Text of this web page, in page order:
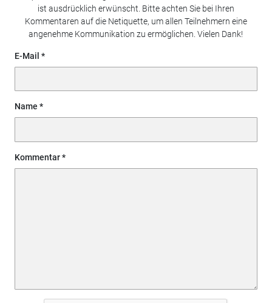
ist ausdrücklich erwünscht. Bitte achten Sie bei Ihren
Kommentaren auf die Netiquette, um allen Teilnehmern eine
angenehme Kommunikation zu ermöglichen. Vielen Dank!
E-Mail
Name
Kommentar